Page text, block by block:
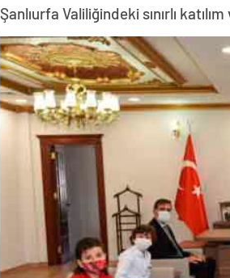
Şanlıurfa Valiliğindeki sınırlı